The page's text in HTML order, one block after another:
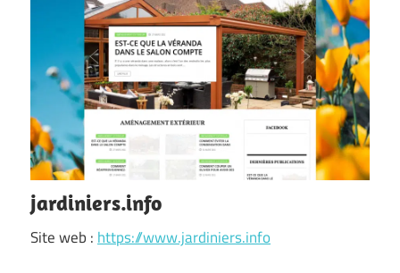
jardiniers.info
Site web : https://www.jardiniers.info